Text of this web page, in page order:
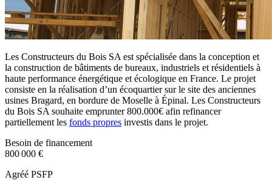
Les Constructeurs du Bois SA est spécialisée dans la conception et
la construction de bâtiments de bureaux, industriels et résidentiels à
haute performance énergétique et écologique en France. Le projet
consiste en la réalisation d’un écoquartier sur le site des anciennes
usines Bragard, en bordure de Moselle à Épinal. Les Constructeurs
du Bois SA souhaite emprunter 800.000€ afin refinancer
partiellement les fonds propres investis dans le projet.
Besoin de financement
800 000 €
Agréé PSFP